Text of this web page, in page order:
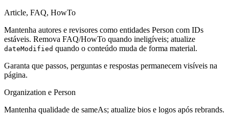
Article, FAQ, HowTo
Mantenha autores e revisores como entidades Person com IDs
estáveis. Remova FAQ/HowTo quando ineligíveis; atualize
dateModified quando o conteúdo muda de forma material.
Garanta que passos, perguntas e respostas permanecem visíveis na
página.
Organization e Person
Mantenha qualidade de sameAs; atualize bios e logos após rebrands.